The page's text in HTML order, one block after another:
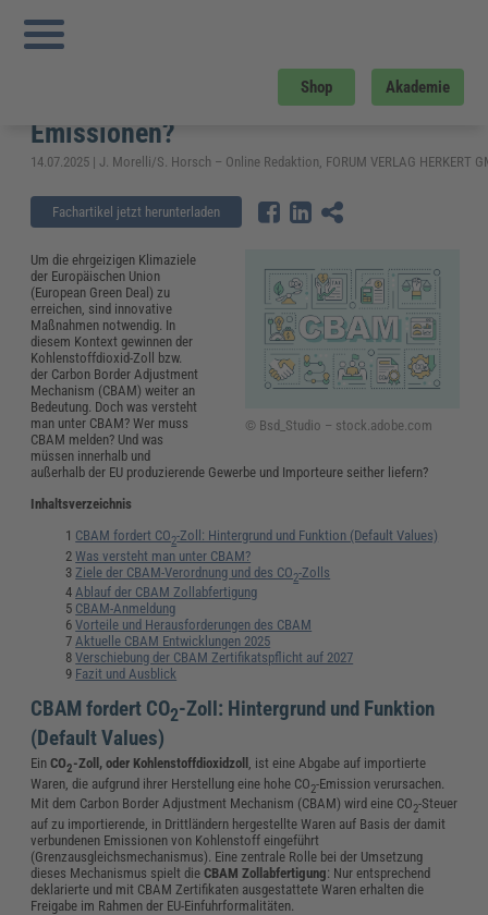
Shop Akademie
Sie sind hier:
CO2-Zoll: Führt CBAM zur Reduzierung der CO2-Emissionen?
Grenzausgleich und CO2-Zoll: Führt
CBAM zur Reduzierung der CO2-
Emissionen?
14.07.2025 | J. Morelli/S. Horsch – Online Redaktion, FORUM VERLAG HERKERT
Fachartikel jetzt herunterladen
© Bsd_Studio – stock.adobe.com
Um die ehrgeizigen Klimaziele
der Europäischen Union
(European Green Deal) zu
erreichen, sind innovative
Maßnahmen notwendig. In
diesem Kontext gewinnen der
Kohlenstoffdioxid-Zoll bzw.
der Carbon Border Adjustment
Mechanism (CBAM) weiter an
Bedeutung. Doch was versteht
man unter CBAM? Wer muss
CBAM melden? Und was
müssen innerhalb und
außerhalb der EU produzierende Gewerbe und Importeure seither liefern?
Inhaltsverzeichnis
CBAM fordert CO2-Zoll: Hintergrund und Funktion (Default Values)
Was versteht man unter CBAM?
Ziele der CBAM-Verordnung und des CO2-Zolls
Ablauf der CBAM Zollabfertigung
CBAM-Anmeldung
Vorteile und Herausforderungen des CBAM
Aktuelle CBAM Entwicklungen 2025
Verschiebung der CBAM Zertifikatspflicht auf 2027
Fazit und Ausblick
CBAM fordert CO2-Zoll: Hintergrund und Funktion
(Default Values)
EinCO2-Zoll, oder Kohlenstoffdioxidzoll
, ist eine Abgabe auf importierte
Waren, die aufgrund ihrer Herstellung eine hohe CO2-Emission verursachen.
Mit dem Carbon Border Adjustment Mechanism (CBAM) wird eine CO2-Steuer
auf zu importierende, in Drittländern hergestellte Waren auf Basis der damit
verbundenen Emissionen von Kohlenstoff eingeführt
(Grenzausgleichsmechanismus). Eine zentrale Rolle bei der Umsetzung
dieses Mechanismus spielt dieCBAM Zollabfertigung: Nur entsprechend
deklarierte und mit CBAM Zertifikaten ausgestattete Waren erhalten die
Freigabe im Rahmen der EU-Einfuhrformalitäten.